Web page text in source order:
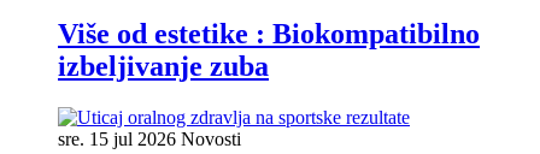
Više od estetike : Biokompatibilno
izbeljivanje zuba
sre. 15 jul 2026 Novosti